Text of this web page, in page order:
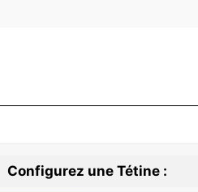
Configurez une Tétine :